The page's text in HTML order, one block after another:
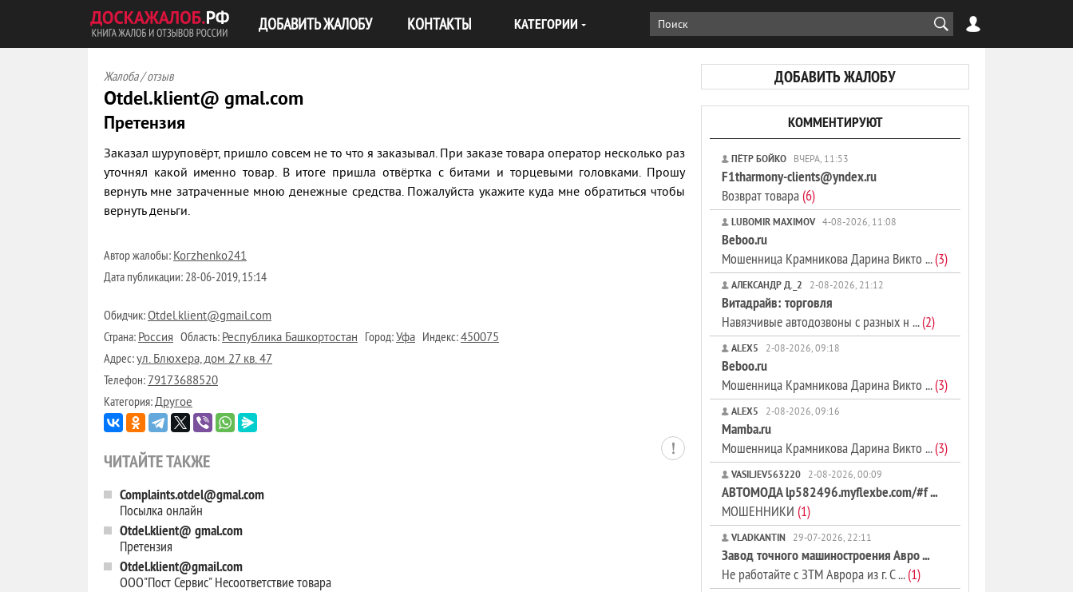
ДОБАВИТЬ ЖАЛОБУ КОНТАКТЫ КАТЕГОРИИ
ДОБАВИТЬ ЖАЛОБУ
Жалоба / отзыв
Otdel.klient@ gmal.com
Претензия
Заказал шуруповёрт, пришло совсем не то что я заказывал. При заказе товара оператор несколько раз
уточнял какой именно товар. В итоге пришла отвёртка с битами и торцевыми головками. Прошу
вернуть мне затраченные мною денежные средства. Пожалуйста укажите куда мне обратиться чтобы
вернуть деньги.
Автор жалобы:Когzhenko241
Дата публикации: 28-06-2019, 15:14
Обидчик:Otdel.klient@gmail.com
Страна:Россия Область:Республика Башкортостан Город:Уфа Индекс:450075
Адрес:ул. Блюхера, дом 27 кв. 47
Телефон:79173688520
Категория:Другое
ЧИТАЙТЕ ТАКЖЕ
Complaints.otdel@gmal.com
Посылка онлайн
Otdel.klient@ gmal.com
Претензия
Otdel.klient@gmail.com
ООО"Пост Сервис" Несоответствие товара
КОММЕНТИРУЮТ
ПЁТР БОЙКО ВЧЕРА, 11:53
F1tharmony-clients@yndex.ru
Возврат товара(6)
LUBOMIR MAXIMOV 4-08-2026, 11:08
Beboo.ru
Мошенница Крамникова Дарина Викто ...(3)
АЛЕКСАНДР Д._2 2-08-2026, 21:12
Витадрайв: торговля
Навязчивые автодозвоны с разных н ...(2)
ALEX5 2-08-2026, 09:18
Beboo.ru
Мошенница Крамникова Дарина Викто ...(3)
ALEX5 2-08-2026, 09:16
Mamba.ru
Мошенница Крамникова Дарина Викто ...(3)
VASILJEV563220 2-08-2026, 00:09
АВТОМОДА lp582496.myflexbe.com/#f ...
МОШЕННИКИ (1)
VLADKANTIN 29-07-2026, 22:11
Завод точного машиностроения Авро ...
Не работайте с ЗТМ Аврора из г. С ...(1)